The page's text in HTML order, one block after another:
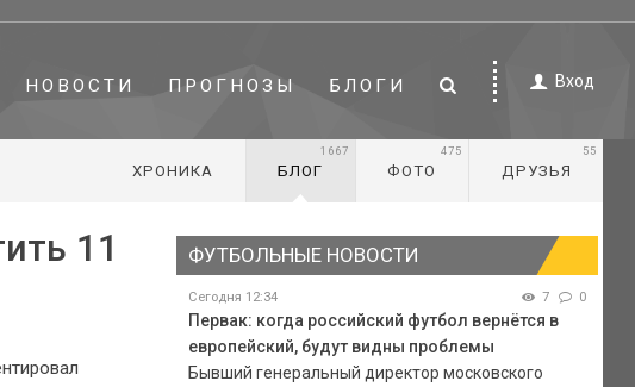
НОВОСТИ ПРОГНОЗЫ БЛОГИ Вход
ХРОНИКА БЛОГ
1667
ФОТО
475
ДРУЗЬЯ
55
11
ФУТБОЛЬНЫЕ НОВОСТИ
Сегодня 12:34 7 0
Первак: когда российский футбол вернётся в
европейский, будут видны проблемы
Бывший генеральный директор московского